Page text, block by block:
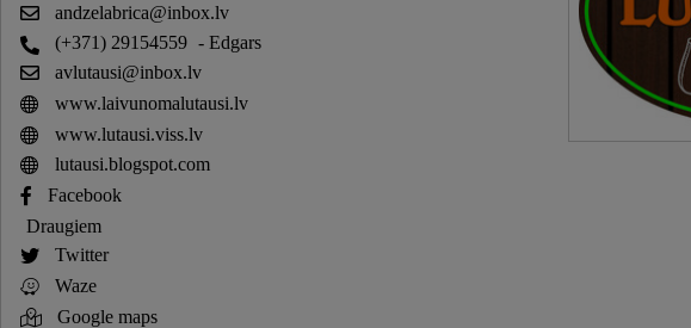
andzelabrica@inbox.lv
(+371) 29154559 - Edgars
avlutausi@inbox.lv
www.laivunomalutausi.lv
www.lutausi.viss.lv
lutausi.blogspot.com
Facebook
Draugiem
Twitter
Waze
Google maps